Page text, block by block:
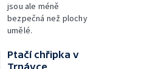
jsou ale méně
bezpečná než plochy
umělé.
Ptačí chřipka v
Trnávce